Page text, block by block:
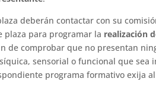
deberán contactar con su
plaza para programar la realización
de comprobar que no presentan
sensorial o funcional que sea
programa formativo exija